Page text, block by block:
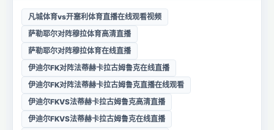
凡城体育vs开塞利体育直播在线观看视频
萨勒耶尔对阵穆拉体育高清直播
萨勒耶尔对阵穆拉体育在线直播
伊迪尔FK对阵法蒂赫卡拉古姆鲁克在线直播
伊迪尔FK对阵法蒂赫卡拉古姆鲁克直播在线观看
伊迪尔FKVS法蒂赫卡拉古姆鲁克高清直播
伊迪尔FKVS法蒂赫卡拉古姆鲁克在线直播